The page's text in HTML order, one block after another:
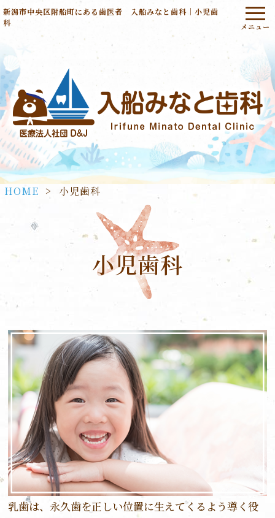
新潟市中央区附船町にある歯医者 入船みなと歯科｜小児歯
科
HOME > 小児歯科
小児歯科
乳歯は、永久歯を正しい位置に生えてくるよう導く役